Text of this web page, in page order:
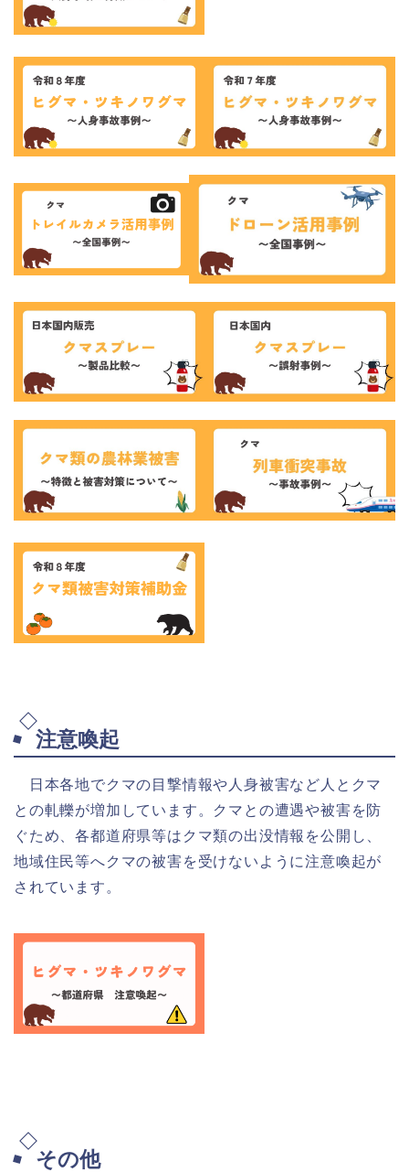
注意喚起
日本各地でクマの目撃情報や人身被害など人とクマ
との軋轢が増加しています。クマとの遭遇や被害を防
ぐため、各都道府県等はクマ類の出没情報を公開し、
地域住民等へクマの被害を受けないように注意喚起が
されています。
その他